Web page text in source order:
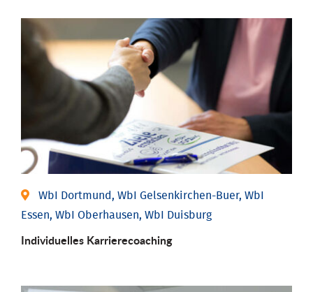
WbI Dortmund, WbI Gelsenkirchen-Buer, WbI
Essen, WbI Oberhausen, WbI Duisburg
Individu­elles Karrierecoaching